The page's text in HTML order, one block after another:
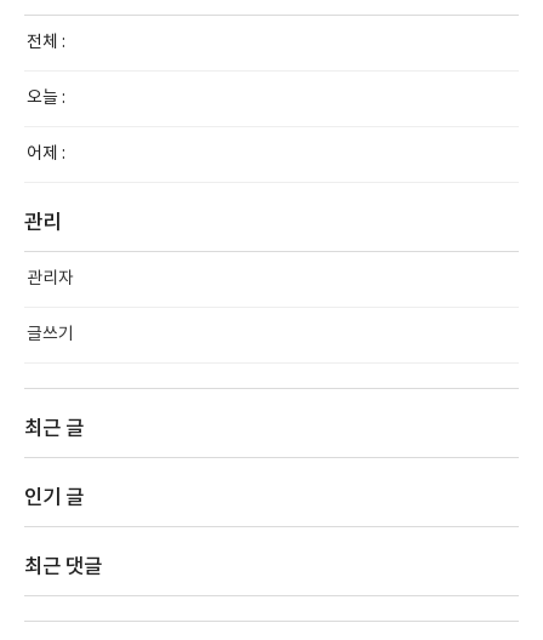
전체 :
오늘 :
어제 :
관리
관리자
글쓰기
최근 글
인기 글
최근 댓글